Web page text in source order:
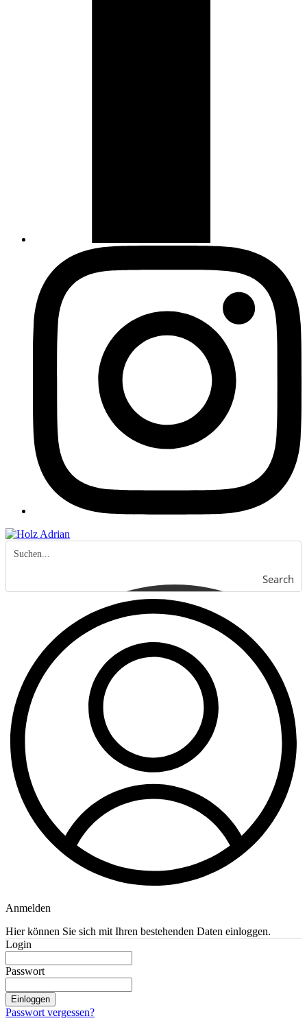
Search
Anmelden
Hier können Sie sich mit Ihren bestehenden Daten einloggen.
Login
Passwort
Einloggen
Passwort vergessen?